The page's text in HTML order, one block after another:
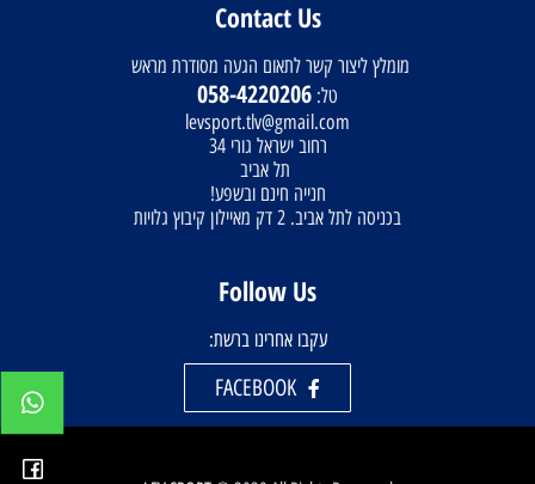
Contact Us
מומלץ ליצור קשר לתאום הגעה מסודרת מראש
טל: 058-4220206
levsport.tlv@gmail.com
רחוב ישראל גורי 34
תל אביב
חנייה חינם ובשפע!
בכניסה לתל אביב. 2 דק מאיילון קיבוץ גלויות
Follow Us
עקבו אחרינו ברשת:
FACEBOOK